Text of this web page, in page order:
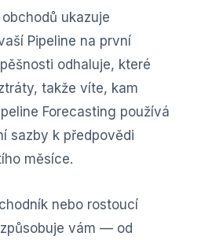
ukazuje
Pipeline na první
odhaluje, které
takže víte, kam
Forecasting používá
sazby k předpovědi
měsíce.
nebo rostoucí
vám — od